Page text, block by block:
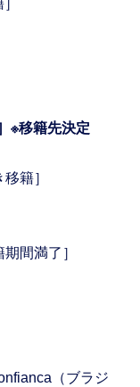
※移籍先決定
籍］
間満了］
（ブラジ